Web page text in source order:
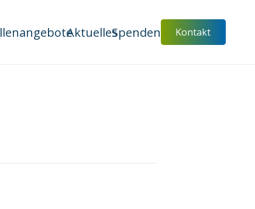
AktuellesSpenden Kontakt